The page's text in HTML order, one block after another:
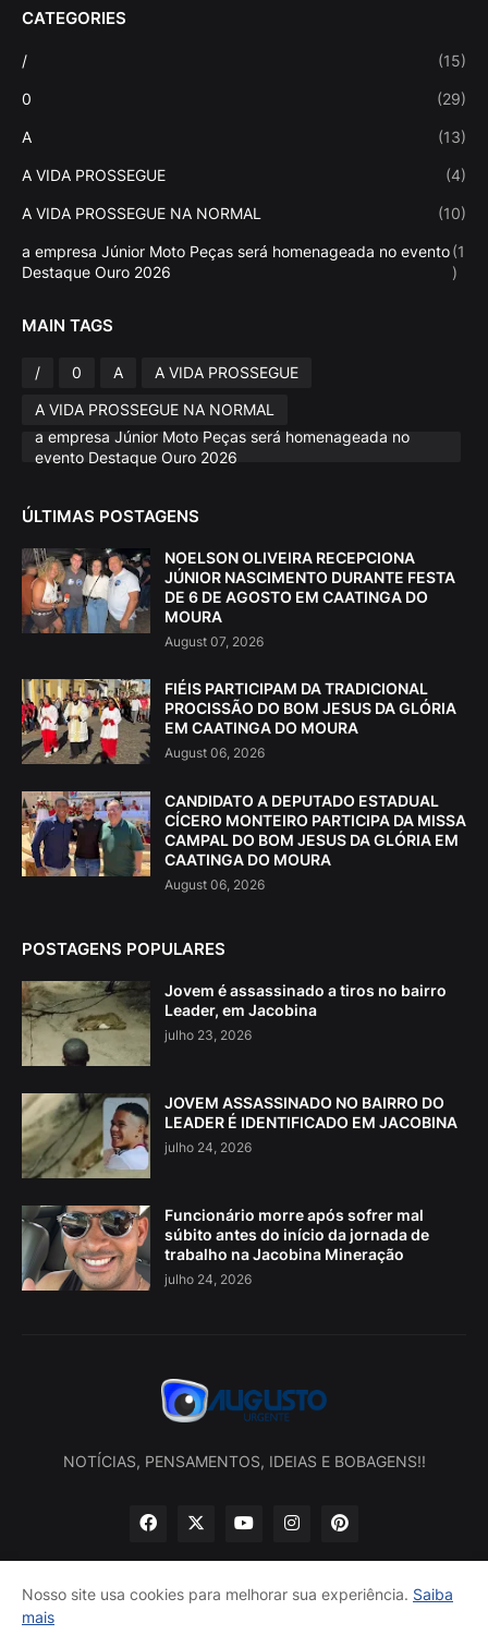
CATEGORIES
/ (15)
0 (29)
A (13)
A VIDA PROSSEGUE (4)
A VIDA PROSSEGUE NA NORMAL (10)
a empresa Júnior Moto Peças será homenageada no evento
Destaque Ouro 2026
(1
)
MAIN TAGS
/ 0 A
A VIDA PROSSEGUE
A VIDA PROSSEGUE NA NORMAL
a empresa Júnior Moto Peças será homenageada no
evento Destaque Ouro 2026
ÚLTIMAS POSTAGENS
NOELSON OLIVEIRA RECEPCIONA
JÚNIOR NASCIMENTO DURANTE FESTA
DE 6 DE AGOSTO EM CAATINGA DO
MOURA
August 07, 2026
FIÉIS PARTICIPAM DA TRADICIONAL
PROCISSÃO DO BOM JESUS DA GLÓRIA
EM CAATINGA DO MOURA
August 06, 2026
CANDIDATO A DEPUTADO ESTADUAL
CÍCERO MONTEIRO PARTICIPA DA MISSA
CAMPAL DO BOM JESUS DA GLÓRIA EM
CAATINGA DO MOURA
August 06, 2026
POSTAGENS POPULARES
Jovem é assassinado a tiros no bairro
Leader, em Jacobina
julho 23, 2026
JOVEM ASSASSINADO NO BAIRRO DO
LEADER É IDENTIFICADO EM JACOBINA
julho 24, 2026
Funcionário morre após sofrer mal
súbito antes do início da jornada de
trabalho na Jacobina Mineração
julho 24, 2026
NOTÍCIAS, PENSAMENTOS, IDEIAS E BOBAGENS!!
Início
Nosso site usa cookies para melhorar sua experiência. Saiba
mais